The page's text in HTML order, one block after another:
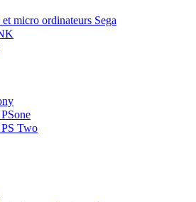
micro ordinateurs Sega
Two